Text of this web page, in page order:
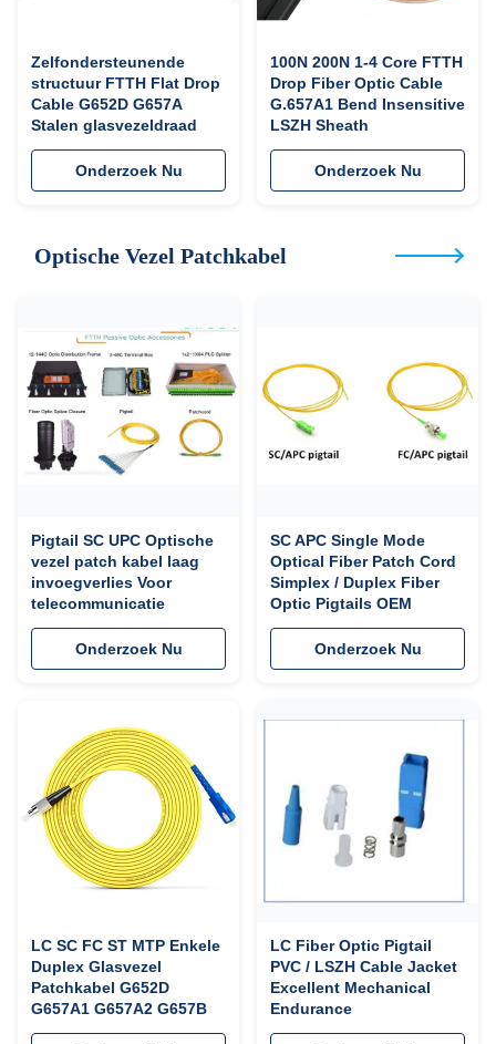
Zelfondersteunende
structuur FTTH Flat Drop
Cable G652D G657A
Stalen glasvezeldraad
Onderzoek Nu
100N 200N 1-4 Core FTTH
Drop Fiber Optic Cable
G.657A1 Bend Insensitive
LSZH Sheath
Onderzoek Nu
Optische Vezel Patchkabel
Pigtail SC UPC Optische
vezel patch kabel laag
invoegverlies Voor
telecommunicatie
Onderzoek Nu
SC APC Single Mode
Optical Fiber Patch Cord
Simplex / Duplex Fiber
Optic Pigtails OEM
Onderzoek Nu
LC SC FC ST MTP Enkele
Duplex Glasvezel
Patchkabel G652D
G657A1 G657A2 G657B
LC Fiber Optic Pigtail
PVC / LSZH Cable Jacket
Excellent Mechanical
Endurance